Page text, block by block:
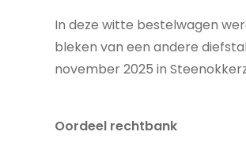
In deze witte bestelwagen
bleken van een andere
november 2025 in
Oordeel rechtbank